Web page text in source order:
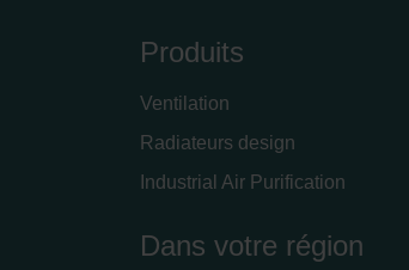
Produits
Ventilation
Radiateurs design
Industrial Air Purification
Dans votre région